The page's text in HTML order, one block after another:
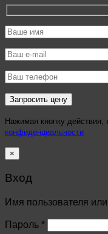
Нажимая кнопку действия,
конфиденциальности
×
Вход
Имя пользователя или
Пароль *